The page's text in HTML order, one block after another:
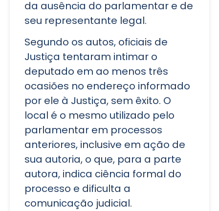
da ausência do parlamentar e de
seu representante legal.
Segundo os autos, oficiais de
Justiça tentaram intimar o
deputado em ao menos três
ocasiões no endereço informado
por ele à Justiça, sem êxito. O
local é o mesmo utilizado pelo
parlamentar em processos
anteriores, inclusive em ação de
sua autoria, o que, para a parte
autora, indica ciência formal do
processo e dificulta a
comunicação judicial.